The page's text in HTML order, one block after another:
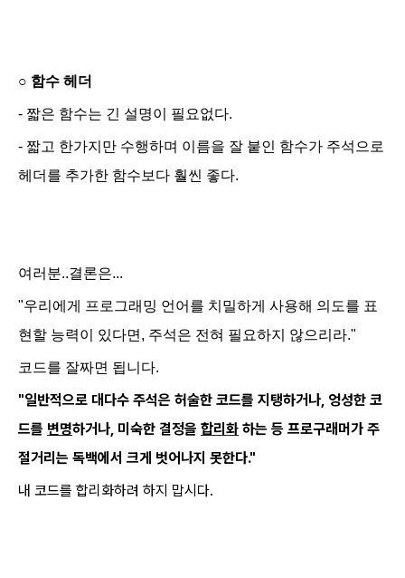
○ 함수 헤더
- 짧은 함수는 긴 설명이 필요없다.
- 짧고 한가지만 수행하며 이름을 잘 붙인 함수가 주석으로
헤더를 추가한 함수보다 훨씬 좋다.
여러분..결론은...
"우리에게 프로그래밍 언어를 치밀하게 사용해 의도를 표
현할 능력이 있다면, 주석은 전혀 필요하지 않으리라."
코드를 잘짜면 됩니다.
"일반적으로 대다수 주석은 허술한 코드를 지탱하거나, 엉성한 코
드를 변명하거나, 미숙한 결정을 합리화 하는 등 프로구래머가 주
절거리는 독백에서 크게 벗어나지 못한다."
내 코드를 합리화하려 하지 맙시다.